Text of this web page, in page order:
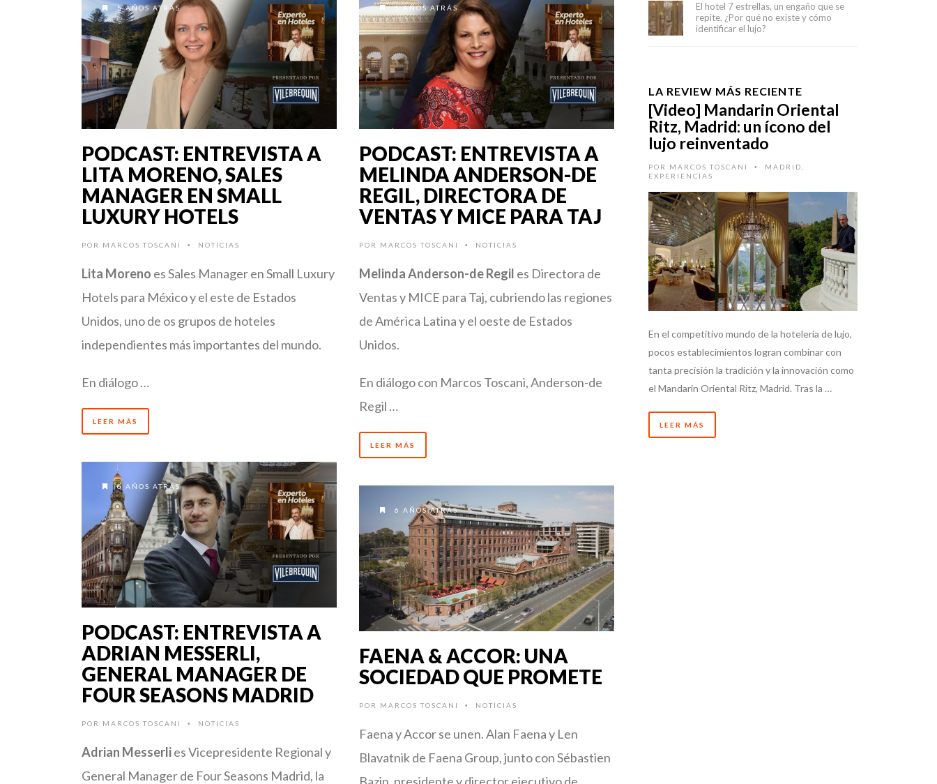
5 AÑOS ATRÁS
PODCAST: ENTREVISTA A
LITA MORENO, SALES
MANAGER EN SMALL
LUXURY HOTELS
POR MARCOS TOSCANI • NOTICIAS
Lita Moreno es Sales Manager en Small Luxury
Hotels para México y el este de Estados
Unidos, uno de os grupos de hoteles
independientes más importantes del mundo.
En diálogo …
LEER MÁS
5 AÑOS ATRÁS
PODCAST: ENTREVISTA A
MELINDA ANDERSON-DE
REGIL, DIRECTORA DE
VENTAS Y MICE PARA TAJ
POR MARCOS TOSCANI • NOTICIAS
Melinda Anderson-de Regil es Directora de
Ventas y MICE para Taj, cubriendo las regiones
de América Latina y el oeste de Estados
Unidos.
En diálogo con Marcos Toscani, Anderson-de
Regil …
LEER MÁS
6 AÑOS ATRÁS
PODCAST: ENTREVISTA A
ADRIAN MESSERLI,
GENERAL MANAGER DE
FOUR SEASONS MADRID
POR MARCOS TOSCANI • NOTICIAS
Adrian Messerlies Vicepresidente Regional y
General Manager de Four Seasons Madrid, la
6 AÑOS ATRÁS
FAENA & ACCOR: UNA
SOCIEDAD QUE PROMETE
POR MARCOS TOSCANI • NOTICIAS
Faena y Accor se unen. Alan Faena y Len
Blavatnik de Faena Group, junto con Sébastien
El hotel 7 estrellas, un engaño que se
repite. ¿Por qué no existe y cómo
identificar el lujo?
LA REVIEW MÁS RECIENTE
[Video] Mandarin Oriental
Ritz, Madrid: un ícono del
lujo reinventado
POR MARCOS TOSCANI • MADRID
EXPERIENCIAS
En el competitivo mundo de la hotelería de lujo,
pocos establecimientos logran combinar con
tanta precisión la tradición y la innovación como
el Mandarin Oriental Ritz, Madrid. Tras la …
LEER MÁS